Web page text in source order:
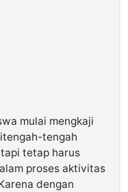
mulai mengkaji
tengah
tetap harus
proses aktivitas
dengan